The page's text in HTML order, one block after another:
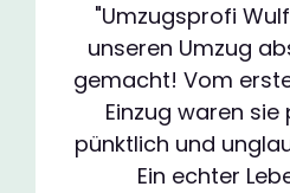
"Umzugsprofi
unseren Umzug
gemacht! Vom
Einzug waren
pünktlich und
Ein echter